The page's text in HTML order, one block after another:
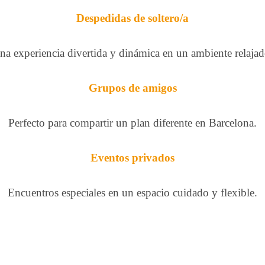
Despedidas de soltero/a
experiencia divertida y dinámica en un ambiente
Grupos de amigos
Perfecto para compartir un plan diferente en Barcelona.
Eventos privados
Encuentros especiales en un espacio cuidado y flexible.